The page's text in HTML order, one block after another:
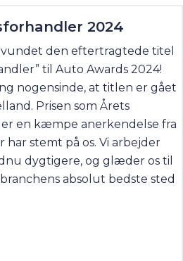
2024
den eftertragtede titel
til Auto Awards 2024!
nogensinde, at titlen er gået
Prisen som Årets
en kæmpe anerkendelse fra
har stemt på os. Vi arbejder
dygtigere, og glæder os til
absolut bedste sted